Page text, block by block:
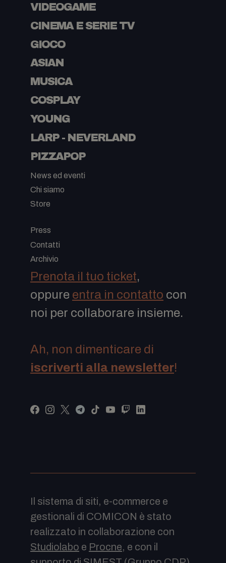
VIDEOGAME
CINEMA E SERIE TV
GIOCO
ASIAN
MUSICA
COSPLAY
YOUNG
LARP - NEVERLAND
PIZZAPOP
News ed eventi
Chi siamo
Store
Press
Contatti
Archivio
Prenota il tuo ticket,
oppure entra in contatto con
noi per collaborare insieme.
Ah, non dimenticare di
iscriverti alla newsletter!
Il sistema di siti, e-commerce e
gestionali di COMICON è stato
realizzato in collaborazione con
Studiolabo e Procne, e con il